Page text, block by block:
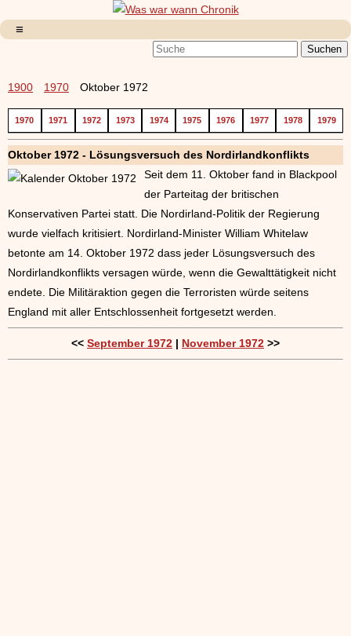
1900 1970 Oktober 1972
1970 1971 1972 1973 1974 1975 1976 1977 1978 1979
Oktober 1972 - Lösungsversuch des Nordirlandkonflikts
Seit dem 11. Oktober fand in Blackpool
der Parteitag der britischen
Konservativen Partei statt. Die Nordirland-Politik der Regierung
wurde vielfach kritisiert. Nordirland-Minister William Whitelaw
betonte am 14. Oktober 1972 dass jeder Lösungsversuch des
Nordirlandkonflikts versagen würde, wenn die Gewalttätigkeit nicht
endete. Die Militäraktion gegen die Terroristen würde seitens
England mit aller Entschlossenheit fortgesetzt werden.
<< September 1972 | November 1972 >>